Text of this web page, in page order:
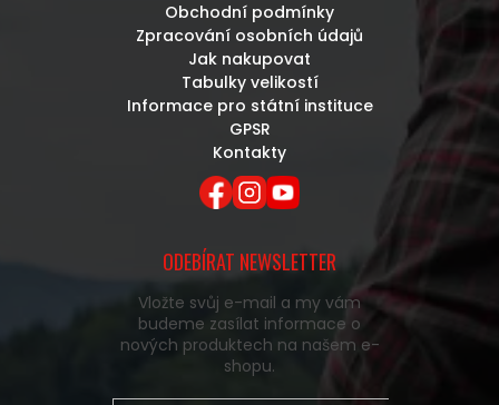
Obchodní podmínky
Zpracování osobních údajů
Jak nakupovat
Tabulky velikostí
Informace pro státní instituce
GPSR
Kontakty
ODEBÍRAT NEWSLETTER
Vložte svůj e-mail a my vám
budeme zasílat informace o
nových produktech na našem e-
shopu.